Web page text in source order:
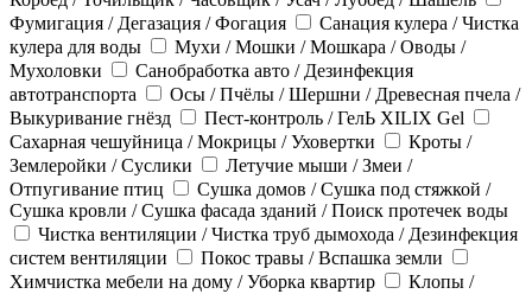
Фумигация / Дегазация / Фогация
Санация кулера / Чистка
кулера для воды
Мухи / Мошки / Мошкара / Оводы /
Мухоловки
Санобработка авто / Дезинфекция
автотранспорта
Осы / Пчёлы / Шершни / Древесная пчела /
Выкуривание гнёзд
Пест-контроль / ГелЬ XILIX Gel
Сахарная чешуйница / Мокрицы / Уховертки
Кроты /
Землеройки / Суслики
Летучие мыши / Змеи /
Отпугивание птиц
Сушка домов / Сушка под стяжкой /
Сушка кровли / Сушка фасада зданий / Поиск протечек воды
Чистка вентиляции / Чистка труб дымохода / Дезинфекция
систем вентиляции
Покос травы / Вспашка земли
Химчистка мебели на дому / Уборка квартир
Клопы /